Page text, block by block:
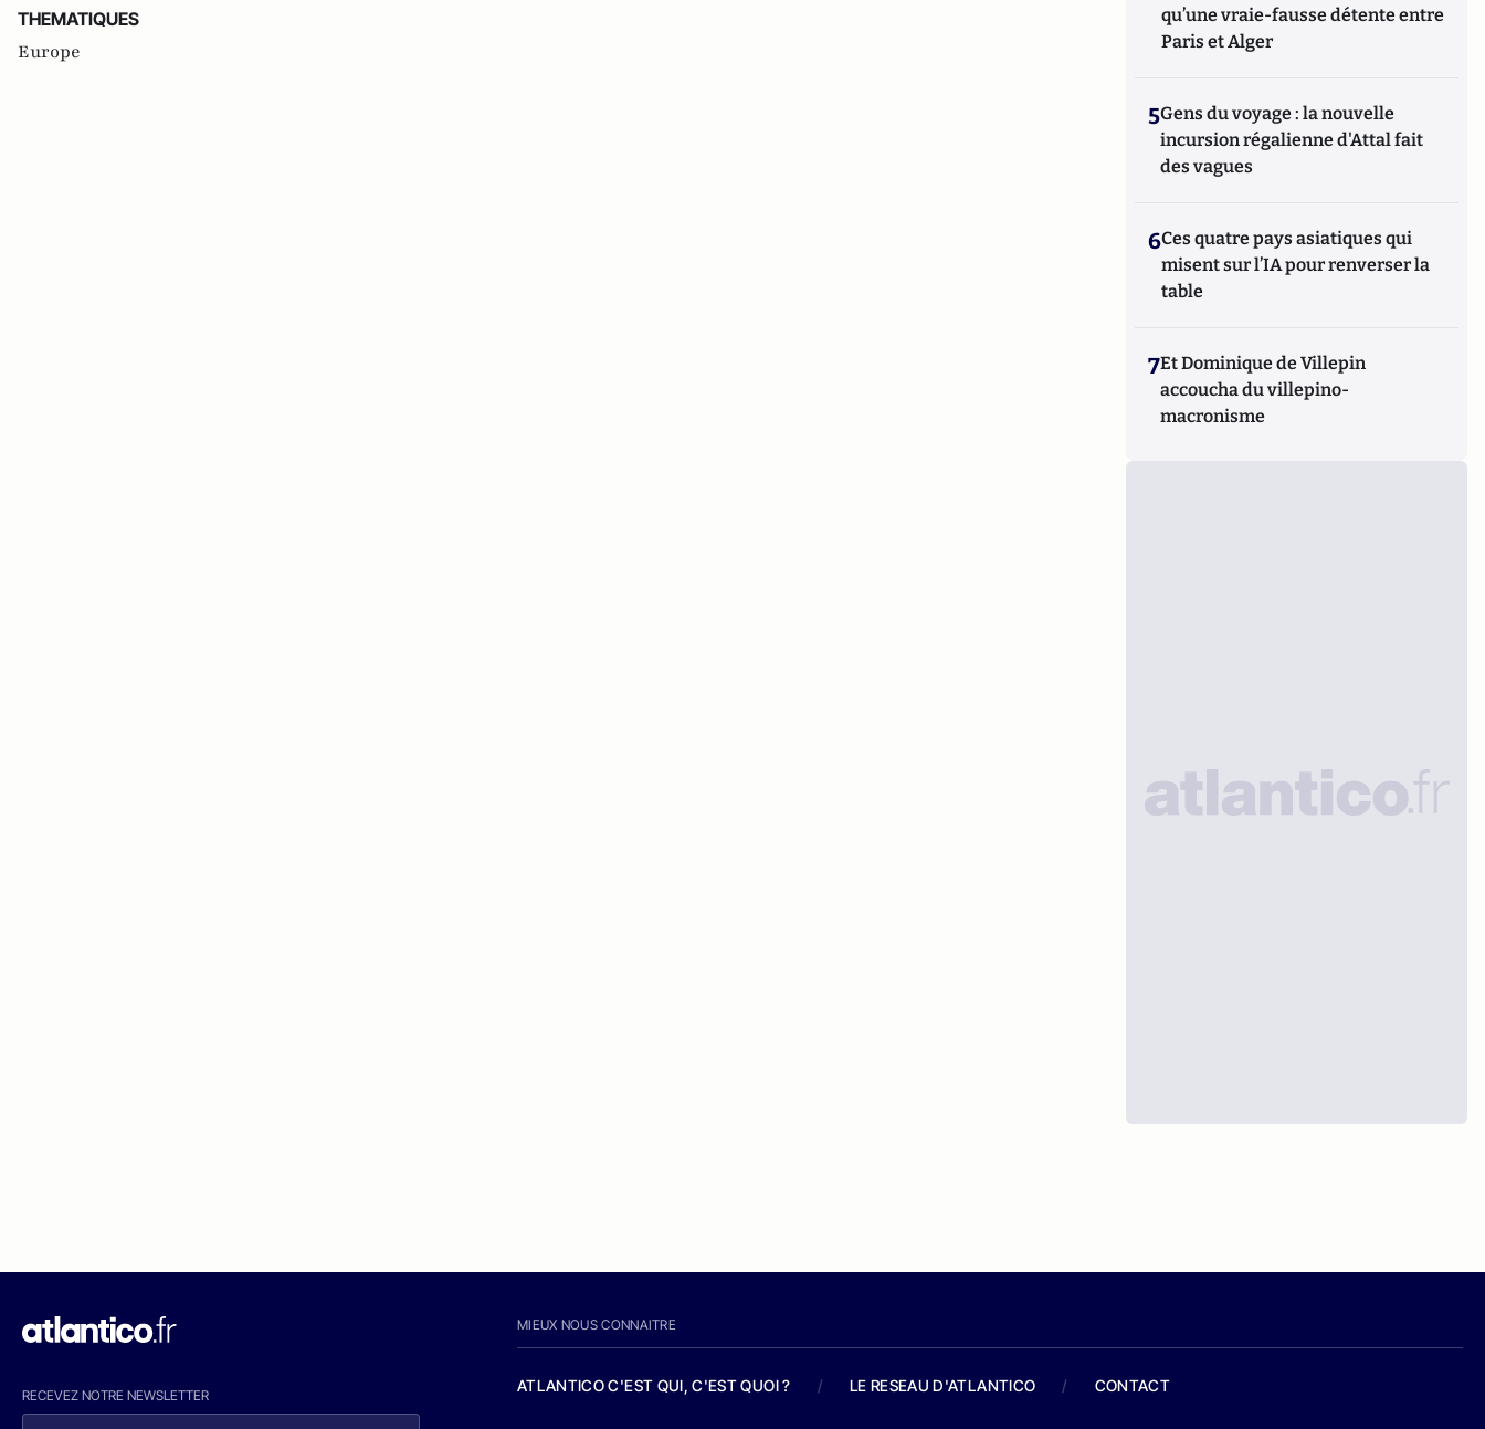
THEMATIQUES
Europe
qu’une vraie-fausse détente entre
Paris et Alger
5Gens du voyage : la nouvelle
incursion régalienne d'Attal fait
des vagues
6Ces quatre pays asiatiques qui
misent sur l’IA pour renverser la
table
7Et Dominique de Villepin
accoucha du villepino-
macronisme
RECEVEZ NOTRE NEWSLETTER
MIEUX NOUS CONNAITRE
ATLANTICO C'EST QUI, C'EST QUOI ? / LE RESEAU D'ATLANTICO / CONTACT